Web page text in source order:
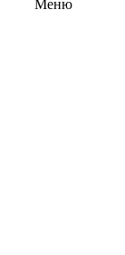
Меню